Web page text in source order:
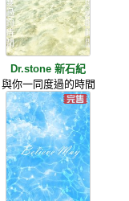
Dr.stone 新石紀
與你一同度過的時間